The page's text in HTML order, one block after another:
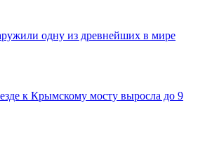
одну из древнейших в мире
к Крымскому мосту выросла до 9